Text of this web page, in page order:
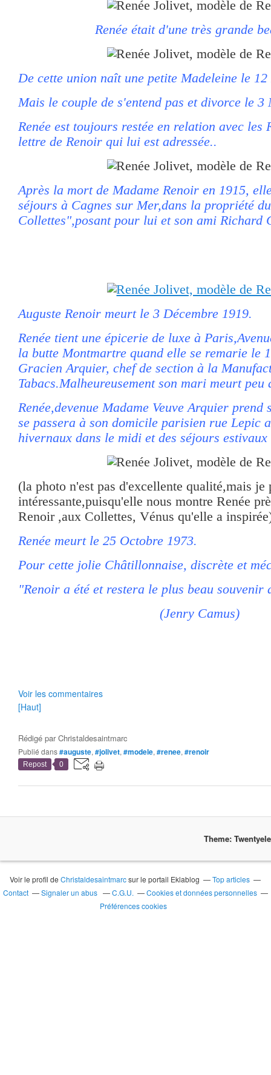
Renée était d'une très grande
De cette union naît une petite Madeleine le
Mais le couple de s'entend pas et divorce le 3
Renée est toujours restée en relation avec les
lettre de Renoir qui lui est adressée..
Après la mort de Madame Renoir en 1915,
séjours à Cagnes sur Mer,dans la propriété
Collettes",posant pour lui et son ami Richard
Auguste Renoir meurt le 3 Décembre 1919.
Renée tient une épicerie de luxe à
la butte Montmartre quand elle se remarie le
Gracien Arquier, chef de section à la
Tabacs.Malheureusement son mari meurt peu
Renée,devenue Madame Veuve Arquier
se passera à son domicile parisien rue Lepic
hivernaux dans le midi et des séjours estivaux
(la photo n'est pas d'excellente qualité,mais je
intéressante,puisqu'elle nous montre Renée
Renoir ,aux Collettes, Vénus qu'elle a
Renée meurt le 25 Octobre 1973.
Pour cette jolie Châtillonnaise, discrète et
"Renoir a été et restera le plus beau souvenir
(Jenry Camus)
Voir les commentaires
[Haut]
Rédigé parChristaldesaintmarc
Publié dans#auguste, #jolivet, #modele, #renee, #renoir
Repost 0
Theme:
Voir le profil deChristaldesaintmarcsur le portail Eklablog
Top articles
Contact
Signaler un abus C.G.U.
Cookies et données personnelles
Préférences cookies